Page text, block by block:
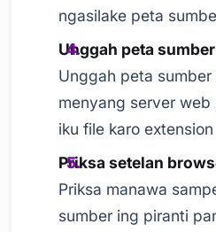
ngasilake peta
Unggah peta
Unggah peta
menyang server web
iku file karo
Priksa setelan
Priksa manawa
sumber ing piranti